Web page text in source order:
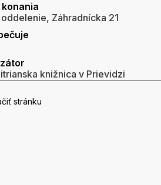
Záhradnícka 21
knižnica v Prievidzi
stránku